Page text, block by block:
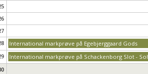
International markprøve på Egebjerggaard Gods
International markprøve på Schackenborg Slot -